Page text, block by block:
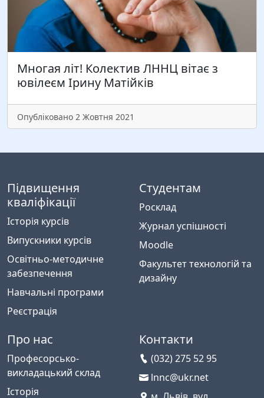
Многая літ! Колектив ЛННЦ вітає з
ювілеєм Ірину Матійків
Опубліковано 2 Жовтня 2021
Підвищення
кваліфікації
Історія курсів
Випускники курсів
Освітньо-методичне
забезпечення
Навчальні програми
Реєстрація
Студентам
Росклад
Журнал успішності
Moodle
Факультет технологій та
дизайну
Про нас
Професорсько-
викладацький склад
Історія
Контакти
(032) 275 52 95
lnnc@ukr.net